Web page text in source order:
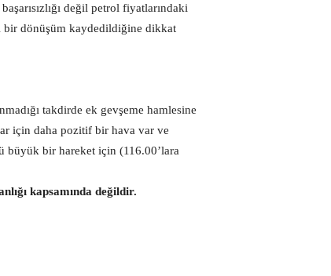
değil petrol fiyatlarındaki
bir dönüşüm kaydedildiğine dikkat
takdirde ek gevşeme hamlesine
için daha pozitif bir hava var ve
büyük bir hareket için (116.00’lara
kapsamında değildir.